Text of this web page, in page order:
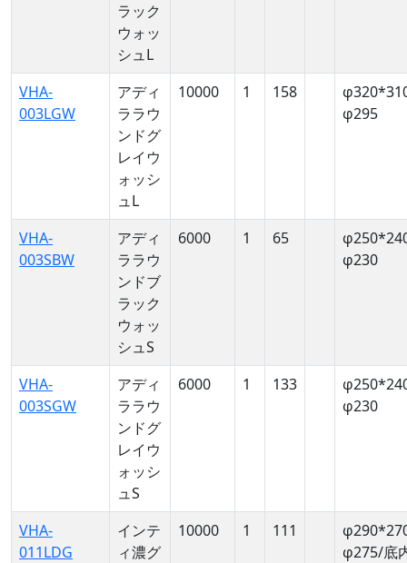
ラック
ウォッ
シュL
VHA-
003LGW
アディ
ララウ
ンドグ
レイウ
ォッシ
ュL
10000 1 158
φ295
VHA-
003SBW
アディ
ララウ
ンドブ
ラック
ウォッ
シュS
6000 1 65
φ230
VHA-
003SGW
アディ
ララウ
ンドグ
レイウ
ォッシ
ュS
6000 1 133
φ230
VHA-
011LDG
インテ
ィ濃グ
10000 1 111
φ275/底